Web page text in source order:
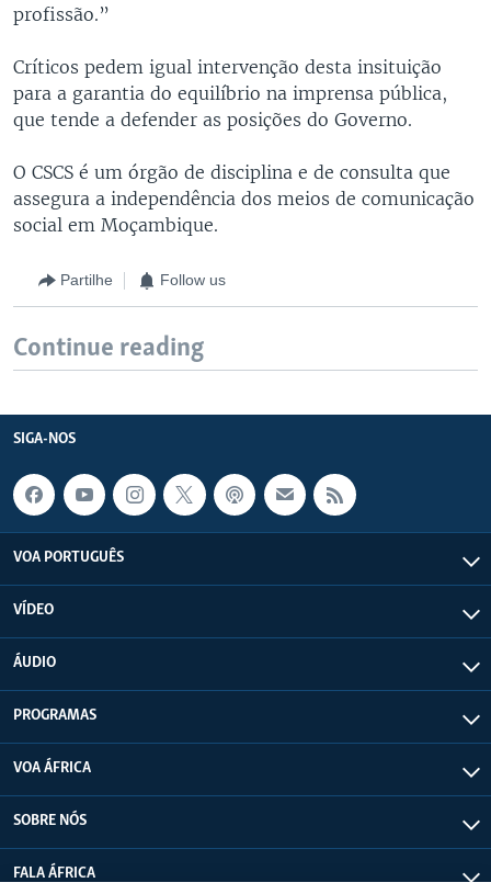
profissão.”
Críticos pedem igual intervenção desta insituição
para a garantia do equilíbrio na imprensa pública,
que tende a defender as posições do Governo.
O CSCS é um órgão de disciplina e de consulta que
assegura a independência dos meios de comunicação
social em Moçambique.
Partilhe Follow us
Continue reading
SIGA-NOS
VOA PORTUGUÊS
VÍDEO
ÁUDIO
PROGRAMAS
VOA ÁFRICA
SOBRE NÓS
FALA ÁFRICA